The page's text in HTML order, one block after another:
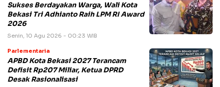
Sukses Berdayakan Warga, Wali Kota
Bekasi Tri Adhianto Raih LPM RI Award
2026
Senin, 10 Agu 2026 - 00:23 WIB
Parlementaria
APBD Kota Bekasi 2027 Terancam
Defisit Rp207 Miliar, Ketua DPRD
Desak Rasionalisasi